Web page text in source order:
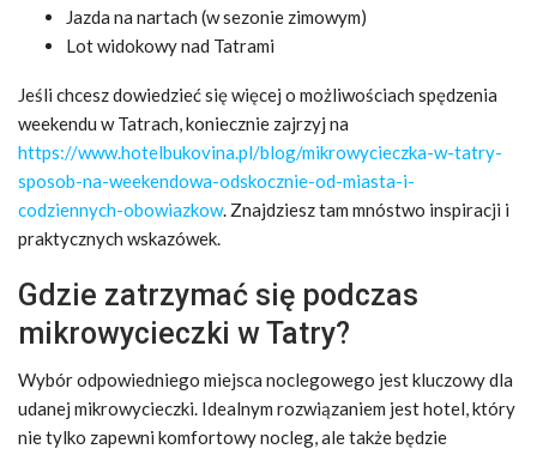
Jazda na nartach (w sezonie zimowym)
Lot widokowy nad Tatrami
Jeśli chcesz dowiedzieć się więcej o możliwościach spędzenia
weekendu w Tatrach, koniecznie zajrzyj na
https://www.hotelbukovina.pl/blog/mikrowycieczka-w-tatry-
sposob-na-weekendowa-odskocznie-od-miasta-i-
codziennych-obowiazkow. Znajdziesz tam mnóstwo inspiracji i
praktycznych wskazówek.
Gdzie zatrzymać się podczas
mikrowycieczki w Tatry?
Wybór odpowiedniego miejsca noclegowego jest kluczowy dla
udanej mikrowycieczki. Idealnym rozwiązaniem jest hotel, który
nie tylko zapewni komfortowy nocleg, ale także będzie